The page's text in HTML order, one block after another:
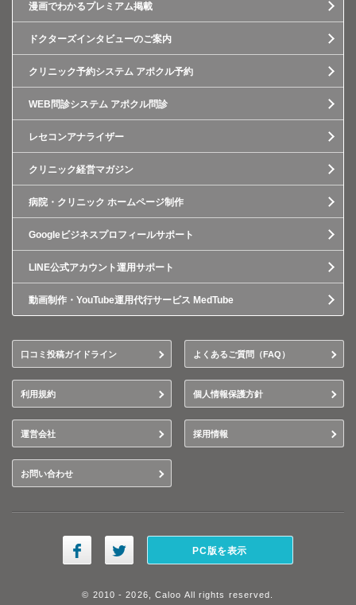
漫画でわかるプレミアム掲載
ドクターズインタビューのご案内
クリニック予約システム アポクル予約
WEB問診システム アポクル問診
レセコンアナライザー
クリニック経営マガジン
病院・クリニック ホームページ制作
Googleビジネスプロフィールサポート
LINE公式アカウント運用サポート
動画制作・YouTube運用代行サービス MedTube
口コミ投稿ガイドライン よくあるご質問（FAQ）
利用規約 個人情報保護方針
運営会社 採用情報
お問い合わせ
PC版を表示
© 2010 - 2026, Caloo All rights reserved.